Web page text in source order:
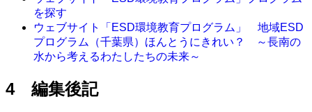
を探す
ウェブサイト「ESD環境教育プログラム」 地域ESD
プログラム（千葉県）ほんとうにきれい？ ～長南の
水から考えるわたしたちの未来～
4 編集後記